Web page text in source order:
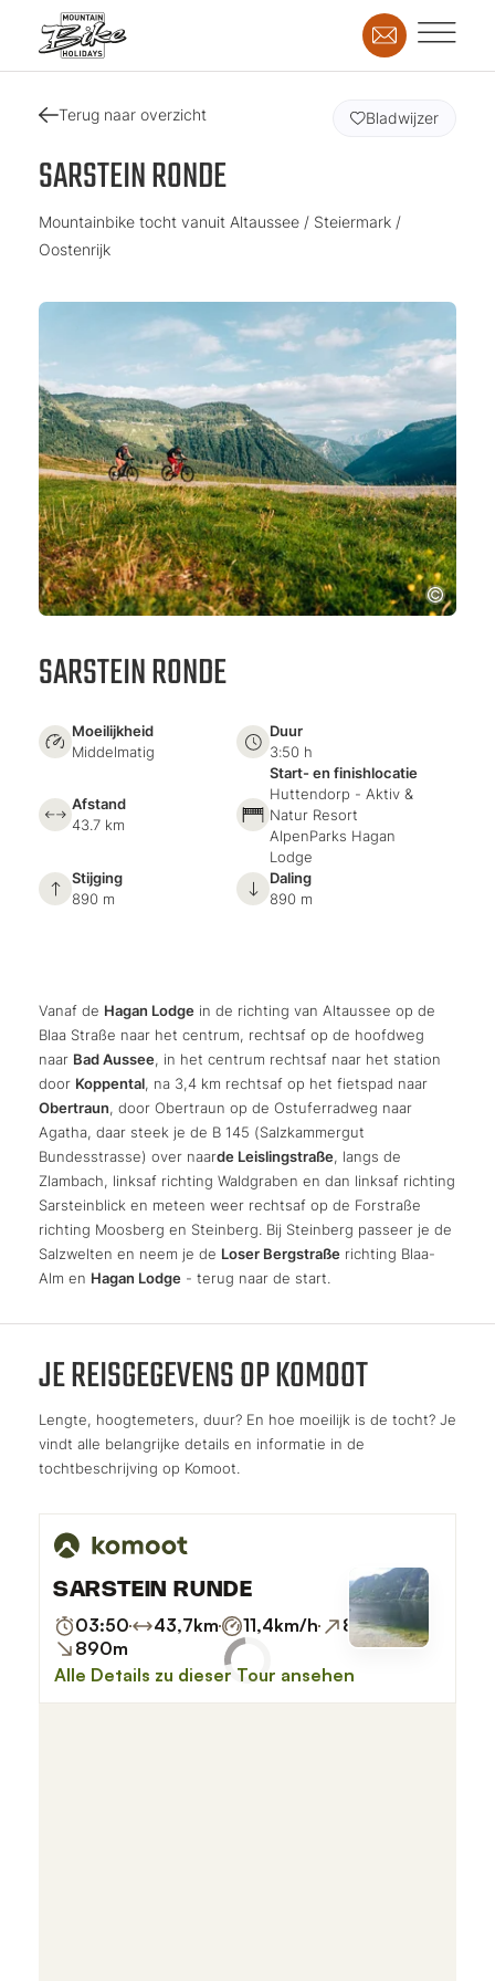
Terug naar overzicht
SARSTEIN RONDE
Mountainbike tocht vanuit Altaussee / Steiermark /
Oostenrijk
Bladwijzer
SARSTEIN RONDE
Moeilijkheid
Middelmatig
Duur
3:50 h
Afstand
43.7 km
Start- en finishlocatie
Huttendorp - Aktiv &
Natur Resort
AlpenParks Hagan
Lodge
Stijging
890 m
Daling
890 m
Vanaf de Hagan Lodge in de richting van Altaussee op de
Blaa Straße naar het centrum, rechtsaf op de hoofdweg
naar Bad Aussee, in het centrum rechtsaf naar het station
door Koppental, na 3,4 km rechtsaf op het fietspad naar
Obertraun, door Obertraun op de Ostuferradweg naar
Agatha, daar steek je de B 145 (Salzkammergut
Bundesstrasse) over naarde Leislingstraße, langs de
Zlambach, linksaf richting Waldgraben en dan linksaf richting
Sarsteinblick en meteen weer rechtsaf op de Forstraße
richting Moosberg en Steinberg. Bij Steinberg passeer je de
Salzwelten en neem je de Loser Bergstraße richting Blaa-
Alm en Hagan Lodge - terug naar de start.
JE REISGEGEVENS OP KOMOOT
Lengte, hoogtemeters, duur? En hoe moeilijk is de tocht? Je
vindt alle belangrijke details en informatie in de
tochtbeschrijving op Komoot.